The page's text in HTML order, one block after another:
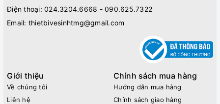
Điện thoại: 024.3204.6668 - 090.625.7322
Email: thietbivesinhtmg@gmail.com
Giới thiệu
Về chúng tôi
Liên hệ
Chính sách mua hàng
Hướng dẫn mua hàng
Chính sách giao hàng